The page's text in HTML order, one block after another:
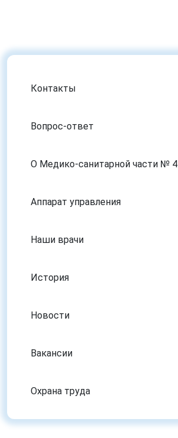
Контакты
Вопрос-ответ
О Медико-санитарной части № 4
Аппарат управления
Наши врачи
История
Новости
Вакансии
Охрана труда